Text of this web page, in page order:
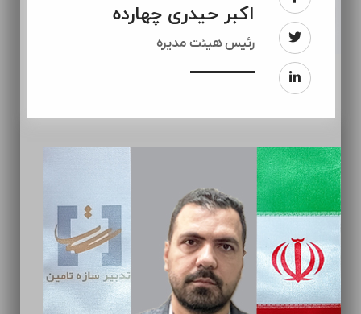
اکبر حیدری چهارده
رئيس هیئت مدیره